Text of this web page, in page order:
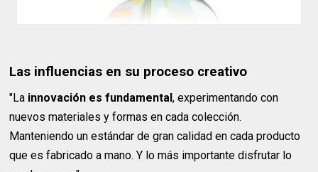
Las influencias en su proceso creativo
"La innovación es fundamental, experimentando con
nuevos materiales y formas en cada colección.
Manteniendo un estándar de gran calidad en cada producto
que es fabricado a mano. Y lo más importante disfrutar lo